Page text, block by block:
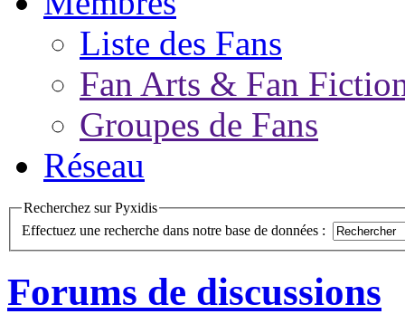
Liste des Fans
Fan Arts & Fan
Groupes de Fans
Réseau
Recherchez sur Pyxidis
Effectuez une recherche dans notre base de données :
Forums de discussions